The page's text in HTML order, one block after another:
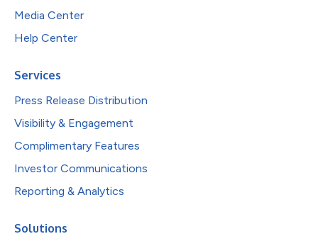
Media Center
Help Center
Services
Press Release Distribution
Visibility & Engagement
Complimentary Features
Investor Communications
Reporting & Analytics
Solutions